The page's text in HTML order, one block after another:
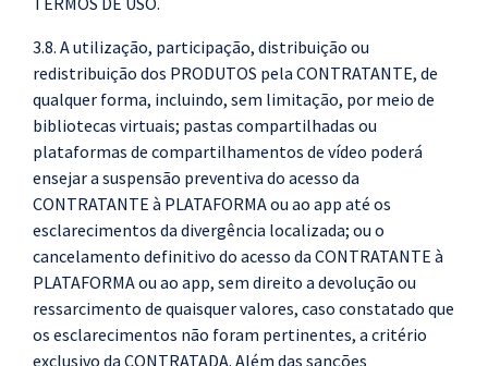
3.8. A utilização, participação, distribuição ou
redistribuição dos PRODUTOS pela CONTRATANTE, de
qualquer forma, incluindo, sem limitação, por meio de
bibliotecas virtuais; pastas compartilhadas ou
plataformas de compartilhamentos de vídeo poderá
ensejar a suspensão preventiva do acesso da
CONTRATANTE à PLATAFORMA ou ao app até os
esclarecimentos da divergência localizada; ou o
cancelamento definitivo do acesso da CONTRATANTE à
PLATAFORMA ou ao app, sem direito a devolução ou
ressarcimento de quaisquer valores, caso constatado que
os esclarecimentos não foram pertinentes, a critério
exclusivo da CONTRATADA. Além das sanções